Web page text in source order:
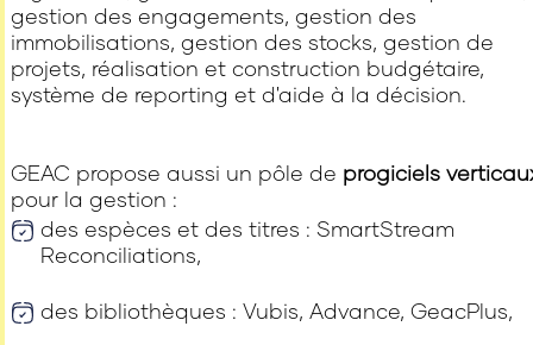
gestion des engagements, gestion des
immobilisations, gestion des stocks, gestion de
projets, réalisation et construction budgétaire,
système de reporting et d'aide à la décision.
GEAC propose aussi un pôle de progiciels
pour la gestion :
des espèces et des titres : SmartStream
Reconciliations,
des bibliothèques : Vubis, Advance, GeacPlus,